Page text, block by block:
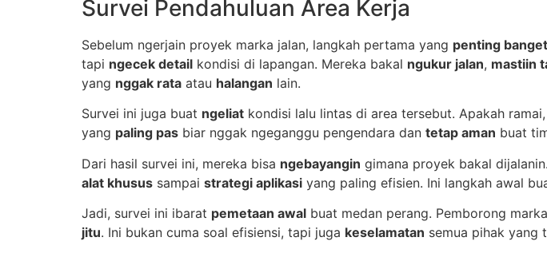
Survei Pendahuluan Area Kerja
Sebelum ngerjain proyek marka jalan, langkah pertama yang penting banget
tapi ngecek detail kondisi di lapangan. Mereka bakal ngukur jalan, mastiin
yang nggak rata atau halangan lain.
Survei ini juga buat ngeliat kondisi lalu lintas di area tersebut. Apakah
yang paling pas biar nggak ngeganggu pengendara dan tetap aman buat
Dari hasil survei ini, mereka bisa ngebayangin gimana proyek bakal
alat khusus sampai strategi aplikasi yang paling efisien. Ini langkah awal
Jadi, survei ini ibarat pemetaan awal buat medan perang. Pemborong
jitu. Ini bukan cuma soal efisiensi, tapi juga keselamatan semua pihak yang